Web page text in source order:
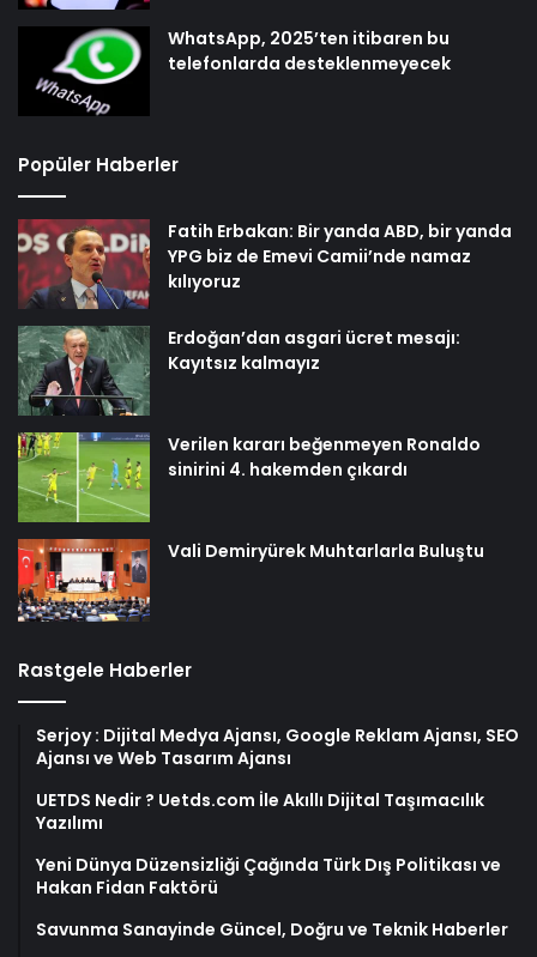
WhatsApp, 2025’ten itibaren bu
telefonlarda desteklenmeyecek
Popüler Haberler
Fatih Erbakan: Bir yanda ABD, bir yanda
YPG biz de Emevi Camii’nde namaz
kılıyoruz
Erdoğan’dan asgari ücret mesajı:
Kayıtsız kalmayız
Verilen kararı beğenmeyen Ronaldo
sinirini 4. hakemden çıkardı
Vali Demiryürek Muhtarlarla Buluştu
Rastgele Haberler
Serjoy : Dijital Medya Ajansı, Google Reklam Ajansı, SEO
Ajansı ve Web Tasarım Ajansı
UETDS Nedir ? Uetds.com İle Akıllı Dijital Taşımacılık
Yazılımı
Yeni Dünya Düzensizliği Çağında Türk Dış Politikası ve
Hakan Fidan Faktörü
Savunma Sanayinde Güncel, Doğru ve Teknik Haberler